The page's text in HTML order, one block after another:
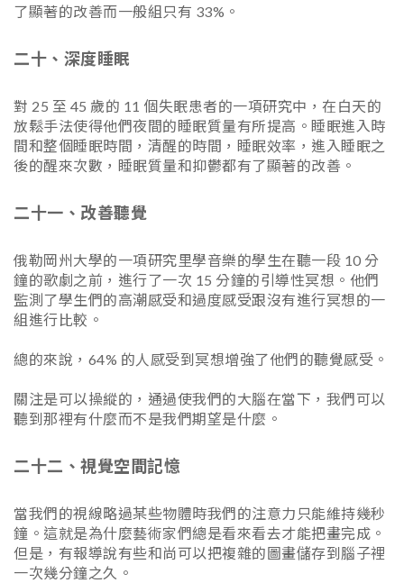
了顯著的改善而一般組只有 33%。
二十、深度睡眠
對 25 至 45 歲的 11 個失眠患者的一項研究中，在白天的
放鬆手法使得他們夜間的睡眠質量有所提高。睡眠進入時
間和整個睡眠時間，清醒的時間，睡眠效率，進入睡眠之
後的醒來次數，睡眠質量和抑鬱都有了顯著的改善。
二十一、改善聽覺
俄勒岡州大學的一項研究里學音樂的學生在聽一段 10 分
鐘的歌劇之前，進行了一次 15 分鐘的引導性冥想。他們
監測了學生們的高潮感受和過度感受跟沒有進行冥想的一
組進行比較。
總的來說，64% 的人感受到冥想增強了他們的聽覺感受。
關注是可以操縱的，通過使我們的大腦在當下，我們可以
聽到那裡有什麼而不是我們期望是什麼。
二十二、視覺空間記憶
當我們的視線略過某些物體時我們的注意力只能維持幾秒
鐘。這就是為什麼藝術家們總是看來看去才能把畫完成。
但是，有報導說有些和尚可以把複雜的圖畫儲存到腦子裡
一次幾分鐘之久。